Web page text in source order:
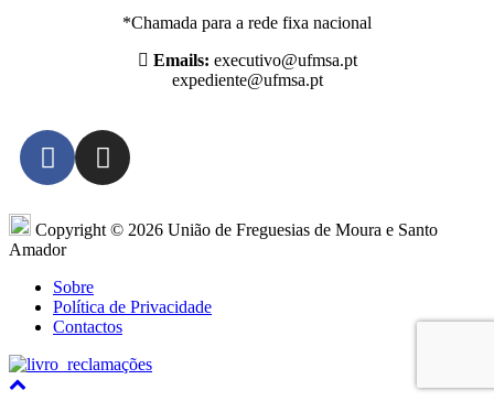
*Chamada para a rede fixa nacional
Emails: executivo@ufmsa.pt
expediente@ufmsa.pt
Copyright © 2026 União de Freguesias de Moura e Santo
Amador
Sobre
Política de Privacidade
Contactos